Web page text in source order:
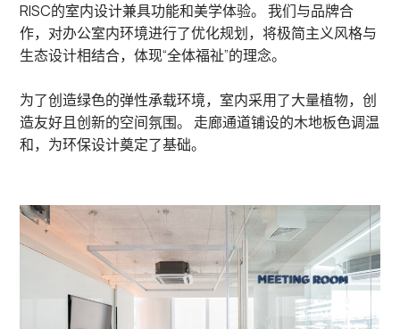
RISC的室内设计兼具功能和美学体验。 我们与品牌合
作，对办公室内环境进行了优化规划，将极简主义风格与
生态设计相结合，体现“全体福祉”的理念。
为了创造绿色的弹性承载环境，室内采用了大量植物，创
造友好且创新的空间氛围。 走廊通道铺设的木地板色调温
和，为环保设计奠定了基础。